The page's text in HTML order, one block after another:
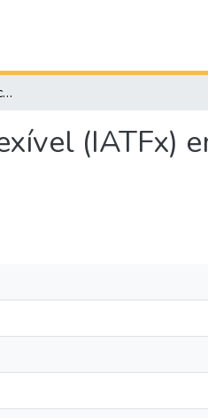
Inseminação artificial transcervical em tempo flexível (IATFx) em cabras leiteiras
(IATFx)